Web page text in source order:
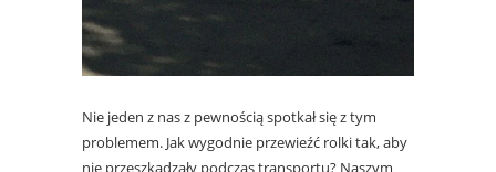
Nie jeden z nas z pewnością spotkał się z tym
problemem. Jak wygodnie przewieźć rolki tak, aby
nie przeszkadzały podczas transportu? Naszym